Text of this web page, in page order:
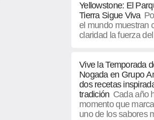
Yellowstone: El
Tierra Sigue Viva
el mundo muestran
claridad la fuerza
Vive la Temporada
Nogada en Grupo
dos recetas
tradición Cada año
momento que
uno de los sabores